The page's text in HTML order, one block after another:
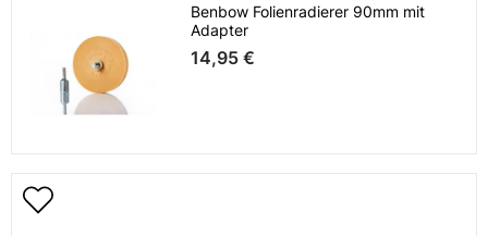
Benbow Folienradierer 90mm mit
Adapter
14,95 €